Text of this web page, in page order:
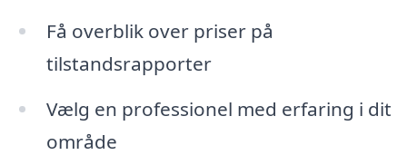
Få overblik over priser på
tilstandsrapporter
Vælg en professionel med erfaring i dit
område